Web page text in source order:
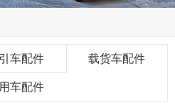
车配件 载货车配件
车配件